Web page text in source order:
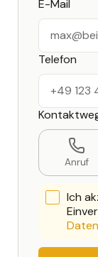
E-Mail
Telefon
Anruf
Ich